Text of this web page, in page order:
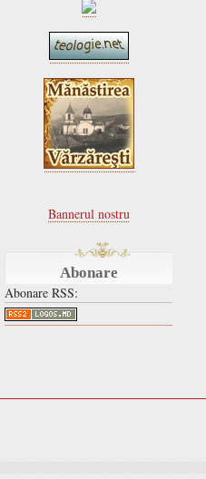
Bannerul nostru
Abonare
Abonare RSS: